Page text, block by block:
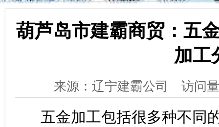
葫芦岛市建霸商贸：五
加工
来源：辽宁建霸公司 访问
五金加工包括很多种不同的